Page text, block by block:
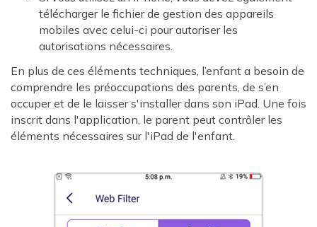
télécharger le fichier de gestion des appareils
mobiles avec celui-ci pour autoriser les
autorisations nécessaires.
En plus de ces éléments techniques, l’enfant a besoin de
comprendre les préoccupations des parents, de s’en
occuper et de le laisser s'installer dans son iPad. Une fois
inscrit dans l'application, le parent peut contrôler les
éléments nécessaires sur l'iPad de l'enfant.